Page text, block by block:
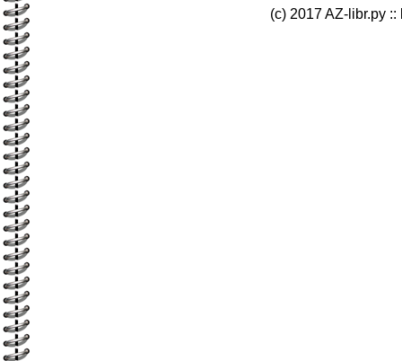
(c) 2017 AZ-libr.ру ::